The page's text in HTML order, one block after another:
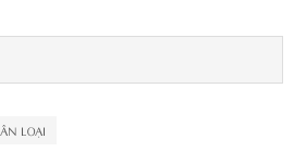
LOẠI